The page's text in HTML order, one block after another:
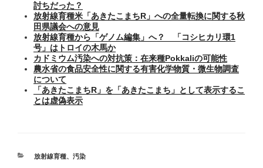
討ちだった？
放射線育種米「あきたこまちR」への全量転換に関する秋
田県議会への意見
放射線育種から「ゲノム編集」へ？ 「コシヒカリ環1
号」はトロイの木馬か
カドミウム汚染への対抗策：在来種Pokkaliの可能性
農水省の食品安全性に関する有害化学物質・微生物調査
について
「あきたこまちR」を「あきたこまち」として表示するこ
とは虚偽表示
カ
放射線育種、 汚染